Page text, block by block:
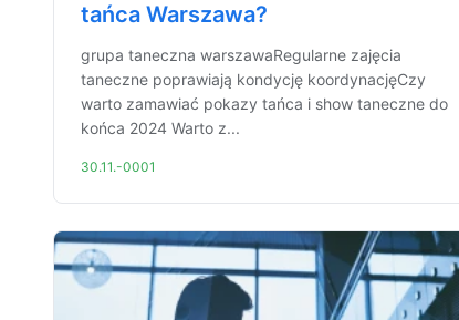
tańca Warszawa?
grupa taneczna warszawaRegularne zajęcia
taneczne poprawiają kondycję koordynacjęCzy
warto zamawiać pokazy tańca i show taneczne do
końca 2024 Warto z...
30.11.-0001